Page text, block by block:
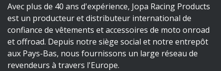
Avec plus de 40 ans d'expérience, Jopa Racing Products
est un producteur et distributeur international de
confiance de vêtements et accessoires de moto onroad
et offroad. Depuis notre siège social et notre entrepôt
aux Pays-Bas, nous fournissons un large réseau de
revendeurs à travers l'Europe.